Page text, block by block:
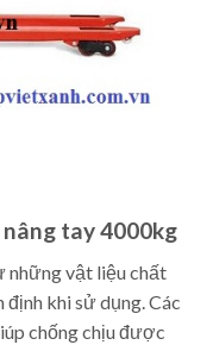
tay 4000kg
những vật liệu chất
khi sử dụng. Các
chống chịu được